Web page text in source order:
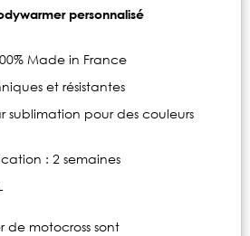
personnalisé
Made in France
et résistantes
sublimation pour des couleurs
: 2 semaines
de motocross sont